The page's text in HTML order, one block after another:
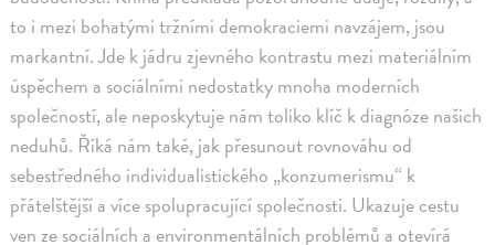
to i mezi bohatými tržními demokraciemi navzájem, jsou
markantní. Jde k jádru zjevného kontrastu mezi materiálním
úspěchem a sociálními nedostatky mnoha moderních
společností, ale neposkytuje nám toliko klíč k diagnóze našich
neduhů. Říká nám také, jak přesunout rovnováhu od
sebestředného individualistického „konzumerismu“ k
přátelštější a více spolupracující společnosti. Ukazuje cestu
ven ze sociálních a environmentálních problémů a otevírá